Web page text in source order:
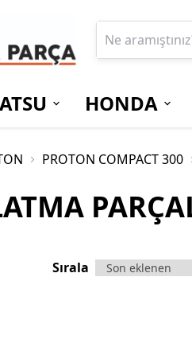
HONDA
PROTON COMPACT 300
Sırala